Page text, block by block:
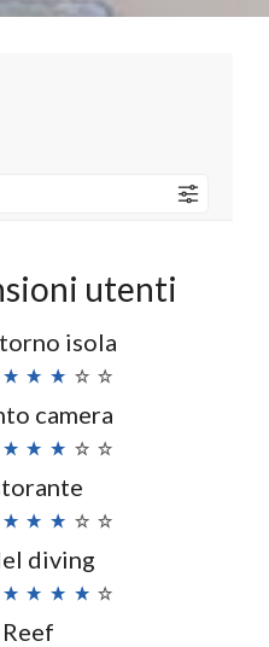
utenti
isola
camera
diving